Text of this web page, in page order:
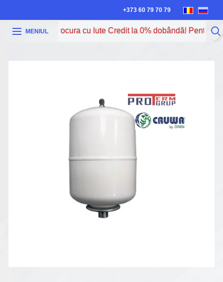
+373 60 79 70 79
MENIUL
Acum poți procura cu Iute Credit la 0% dobândă! Pentru